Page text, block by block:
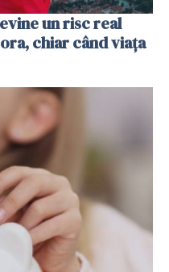
un risc real
chiar când viața